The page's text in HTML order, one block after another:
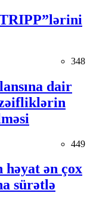
348
dair
449
ən çox
sürətlə